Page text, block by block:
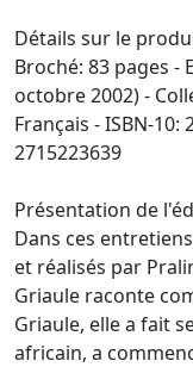
Détails sur le
Broché: 83 pages -
octobre 2002) -
Français - ISBN-10:
2715223639
Présentation de
Dans ces
et réalisés par
Griaule raconte
Griaule, elle a fait
africain, a